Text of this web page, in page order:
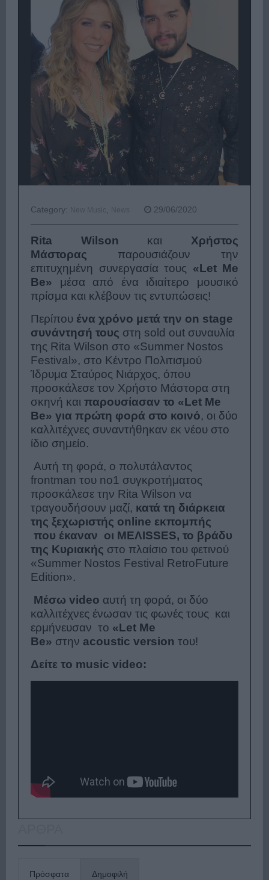
Category: New Music News 29/06/2020
Rita Wilson και Χρήστος
Μάστορας παρουσιάζουν την
επιτυχημένη συνεργασία τους «Let Me
Be» μέσα από ένα ιδιαίτερο μουσικό
πρίσμα και κλέβουν τις εντυπώσεις!
Περίπου ένα χρόνο μετά την on stage
συνάντησή τους στη sold out συναυλία
της Rita Wilson στο «Summer Nostos
Festival», στο Κέντρο Πολιτισμού
Ίδρυμα Σταύρος Νιάρχος, όπου
προσκάλεσε τον Χρήστο Μάστορα στη
σκηνή και παρουσίασαν το «Let Me
Be» για πρώτη φορά στο κοινό, οι δύο
καλλιτέχνες συναντήθηκαν εκ νέου στο
ίδιο σημείο.
Αυτή τη φορά, ο πολυτάλαντος
frontman του no1 συγκροτήματος
προσκάλεσε την Rita Wilson να
τραγουδήσουν μαζί, κατά τη διάρκεια
της ξεχωριστής online εκπομπής
που έκαναν οι MEΛΙSSES, το βράδυ
της Κυριακής στο πλαίσιο του φετινού
«Summer Nostos Festival RetroFuture
Edition».
Μέσω video αυτή τη φορά, οι δύο
καλλιτέχνες ένωσαν τις φωνές τους και
ερμήνευσαν το «Let Me
Be» στην acoustic version του!
Δείτε τo music video:
Πρόσφατα Δημοφιλή